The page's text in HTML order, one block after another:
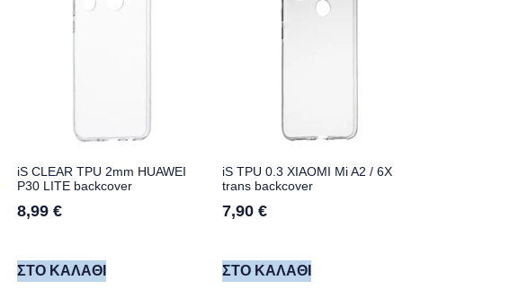
iS CLEAR TPU 2mm HUAWEI
P30 LITE backcover
8,99 €
ΣΤΟ ΚΑΛΆΘΙ
iS TPU 0.3 XIAOMI Mi A2 / 6X
trans backcover
7,90 €
ΣΤΟ ΚΑΛΆΘΙ